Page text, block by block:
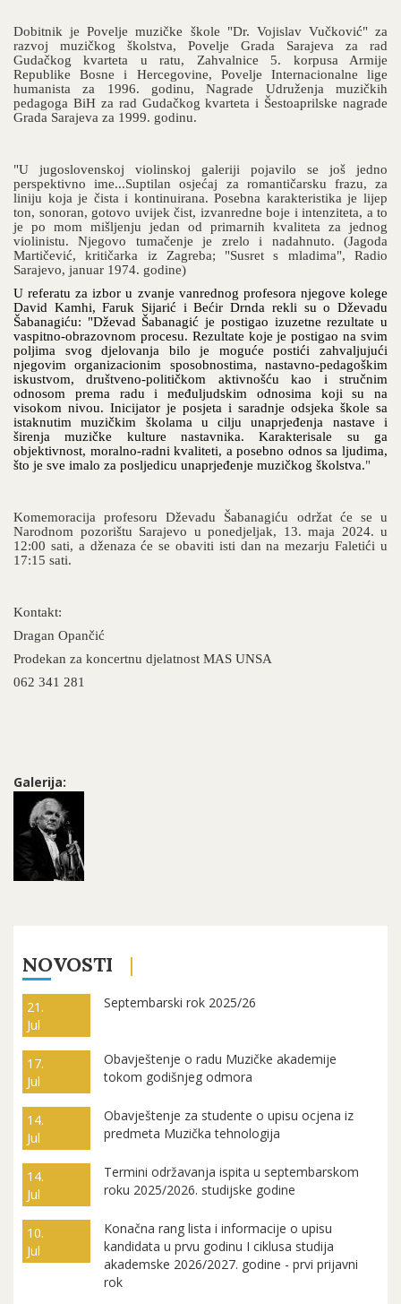
Dobitnik je Povelje muzičke škole "Dr. Vojislav Vučković" za
razvoj muzičkog školstva, Povelje Grada Sarajeva za rad
Gudačkog kvarteta u ratu, Zahvalnice 5. korpusa Armije
Republike Bosne i Hercegovine, Povelje Internacionalne lige
humanista za 1996. godinu, Nagrade Udruženja muzičkih
pedagoga BiH za rad Gudačkog kvarteta i Šestoaprilske nagrade
Grada Sarajeva za 1999. godinu.
"U jugoslovenskoj violinskoj galeriji pojavilo se još jedno
perspektivno ime...Suptilan osjećaj za romantičarsku frazu, za
liniju koja je čista i kontinuirana. Posebna karakteristika je lijep
ton, sonoran, gotovo uvijek čist, izvanredne boje i intenziteta, a to
je po mom mišljenju jedan od primarnih kvaliteta za jednog
violinistu. Njegovo tumačenje je zrelo i nadahnuto. (Jagoda
Martičević, kritičarka iz Zagreba; "Susret s mladima", Radio
Sarajevo, januar 1974. godine)
U referatu za izbor u zvanje vanrednog profesora njegove kolege
David Kamhi, Faruk Sijarić i Bećir Drnda rekli su o Dževadu
Šabanagiću: "Dževad Šabanagić je postigao izuzetne rezultate u
vaspitno-obrazovnom procesu. Rezultate koje je postigao na svim
poljima svog djelovanja bilo je moguće postići zahvaljujući
njegovim organizacionim sposobnostima, nastavno-pedagoškim
iskustvom, društveno-političkom aktivnošću kao i stručnim
odnosom prema radu i međuljudskim odnosima koji su na
visokom nivou. Inicijator je posjeta i saradnje odsjeka škole sa
istaknutim muzičkim školama u cilju unaprjeđenja nastave i
širenja muzičke kulture nastavnika. Karakterisale su ga
objektivnost, moralno-radni kvaliteti, a posebno odnos sa ljudima,
što je sve imalo za posljedicu unaprjeđenje muzičkog školstva."
Komemoracija profesoru Dževadu Šabanagiću održat će se u
Narodnom pozorištu Sarajevo u ponedjeljak, 13. maja 2024. u
12:00 sati, a dženaza će se obaviti isti dan na mezarju Faletići u
17:15 sati.
Kontakt:
Dragan Opančić
Prodekan za koncertnu djelatnost MAS UNSA
062 341 281
Galerija:
NOVOSTI
21.
Jul
Septembarski rok 2025/26
17.
Jul
Obavještenje o radu Muzičke akademije
tokom godišnjeg odmora
14.
Jul
Obavještenje za studente o upisu ocjena iz
predmeta Muzička tehnologija
14.
Jul
Termini održavanja ispita u septembarskom
roku 2025/2026. studijske godine
10.
Jul
Konačna rang lista i informacije o upisu
kandidata u prvu godinu I ciklusa studija
akademske 2026/2027. godine - prvi prijavni
rok